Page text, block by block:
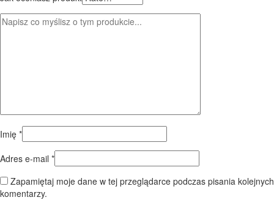
Imię *
Adres e-mail *
Zapamiętaj moje dane w tej przeglądarce podczas pisania kolejnych
komentarzy.